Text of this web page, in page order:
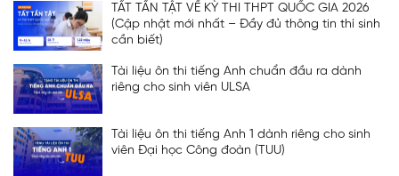
TẤT TẦN TẬT VỀ KỲ THI THPT QUỐC GIA 2026
(Cập nhật mới nhất – Đầy đủ thông tin thí sinh
cần biết)
Tài liệu ôn thi tiếng Anh chuẩn đầu ra dành
riêng cho sinh viên ULSA
Tài liệu ôn thi tiếng Anh 1 dành riêng cho sinh
viên Đại học Công đoàn (TUU)